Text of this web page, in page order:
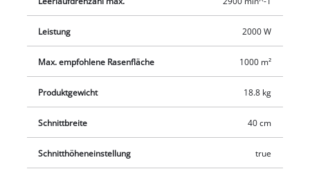
Griffe zum einfachen Entleeren. Das formschöne und stabile
Kunststoffgehäuse ist mit agiler Wendigkeit einfach zu
handhaben und besticht durch seinen wesentlichen
Gewichtsvorteil im Vergleich zu Stahldeckmähern.
Leistung 2000 W
Max. empfohlene Rasenfläche 1000 m²
Produktgewicht 18.8 kg
Schnittbreite 40 cm
Schnitthöheneinstellung true